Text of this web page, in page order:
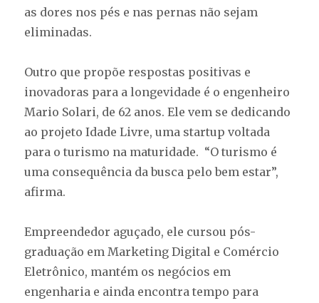
as dores nos pés e nas pernas não sejam
eliminadas.
Outro que propõe respostas positivas e
inovadoras para a longevidade é o engenheiro
Mario Solari, de 62 anos. Ele vem se dedicando
ao projeto Idade Livre, uma startup voltada
para o turismo na maturidade. “O turismo é
uma consequência da busca pelo bem estar”,
afirma.
Empreendedor aguçado, ele cursou pós-
graduação em Marketing Digital e Comércio
Eletrônico, mantém os negócios em
engenharia e ainda encontra tempo para